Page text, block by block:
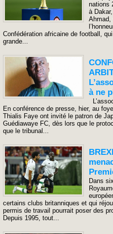
nations
à
Ahmad,
Confédération africaine de football,
grande...
à ne
En conférence de presse, hier, au
Thialis Faye ont invité le patron de
Guédiawaye FC, dès lors que le
que le tribunal...
Dans
certains clubs britanniques et qui
permis de travail pourrait poser des
Depuis 1995, tout...